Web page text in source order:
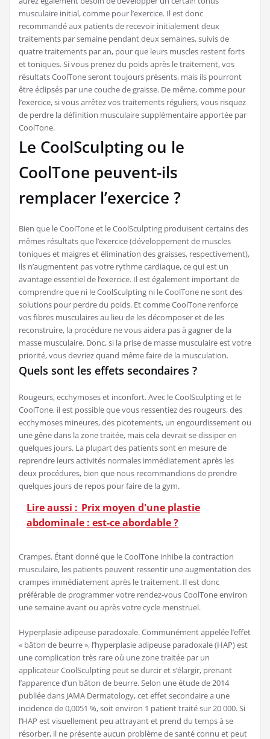
musculaire initial, comme pour l’exercice. Il est donc
recommandé aux patients de recevoir initialement deux
traitements par semaine pendant deux semaines, suivis de
quatre traitements par an, pour que leurs muscles restent forts
et toniques. Si vous prenez du poids après le traitement, vos
résultats CoolTone seront toujours présents, mais ils pourront
être éclipsés par une couche de graisse. De même, comme pour
l’exercice, si vous arrêtez vos traitements réguliers, vous risquez
de perdre la définition musculaire supplémentaire apportée par
CoolTone.
Le CoolSculpting ou le
CoolTone peuvent-ils
remplacer l’exercice ?
Bien que le CoolTone et le CoolSculpting produisent certains des
mêmes résultats que l’exercice (développement de muscles
toniques et maigres et élimination des graisses, respectivement),
ils n’augmentent pas votre rythme cardiaque, ce qui est un
avantage essentiel de l’exercice. Il est également important de
comprendre que ni le CoolSculpting ni le CoolTone ne sont des
solutions pour perdre du poids. Et comme CoolTone renforce
vos fibres musculaires au lieu de les décomposer et de les
reconstruire, la procédure ne vous aidera pas à gagner de la
masse musculaire. Donc, si la prise de masse musculaire est votre
priorité, vous devriez quand même faire de la musculation.
Quels sont les effets secondaires ?
Rougeurs, ecchymoses et inconfort. Avec le CoolSculpting et le
CoolTone, il est possible que vous ressentiez des rougeurs, des
ecchymoses mineures, des picotements, un engourdissement ou
une gêne dans la zone traitée, mais cela devrait se dissiper en
quelques jours. La plupart des patients sont en mesure de
reprendre leurs activités normales immédiatement après les
deux procédures, bien que nous recommandions de prendre
quelques jours de repos pour faire de la gym.
Lire aussi : Prix moyen d'une plastie
abdominale : est-ce abordable ?
Crampes. Étant donné que le CoolTone inhibe la contraction
musculaire, les patients peuvent ressentir une augmentation des
crampes immédiatement après le traitement. Il est donc
préférable de programmer votre rendez-vous CoolTone environ
une semaine avant ou après votre cycle menstruel.
Hyperplasie adipeuse paradoxale. Communément appelée l’effet
« bâton de beurre », l’hyperplasie adipeuse paradoxale (HAP) est
une complication très rare où une zone traitée par un
applicateur CoolSculpting peut se durcir et s’élargir, prenant
l’apparence d’un bâton de beurre. Selon une étude de 2014
publiée dans JAMA Dermatology, cet effet secondaire a une
incidence de 0,0051 %, soit environ 1 patient traité sur 20 000. Si
l’HAP est visuellement peu attrayant et prend du temps à se
résorber, il ne présente aucun problème de santé connu et peut